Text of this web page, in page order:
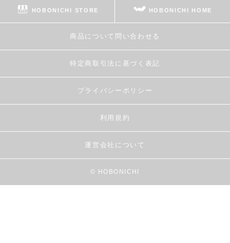
HOBONICHI STORE HOBONICHI HOME
商品について問い合わせる
特定商取引法に基づく表記
プライバシーポリシー
利用規約
運営会社について
© HOBONICHI